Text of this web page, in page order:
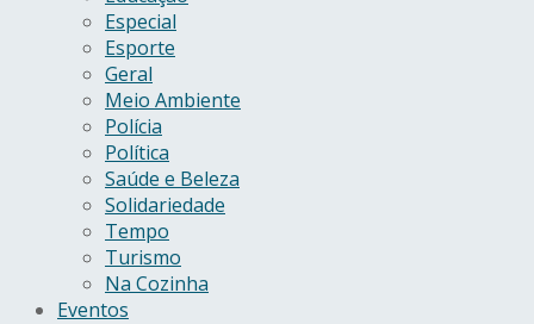
Especial
Esporte
Geral
Meio Ambiente
Polícia
Política
Saúde e Beleza
Solidariedade
Tempo
Turismo
Na Cozinha
Eventos